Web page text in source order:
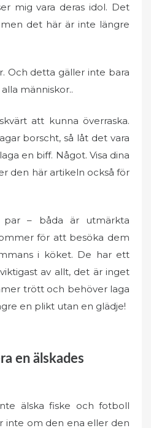
mig vara deras idol. Det
men det här är inte längre
Och detta gäller inte bara
människor..
att kunna överraska.
borscht, så låt det vara
en biff. Något. Visa dina
den här artikeln också för
– båda är utmärkta
för att besöka dem
i köket. De har ett
av allt, det är inget
trött och behöver laga
en plikt utan en glädje!
en älskades
älska fiske och fotboll
inte om den ena eller den